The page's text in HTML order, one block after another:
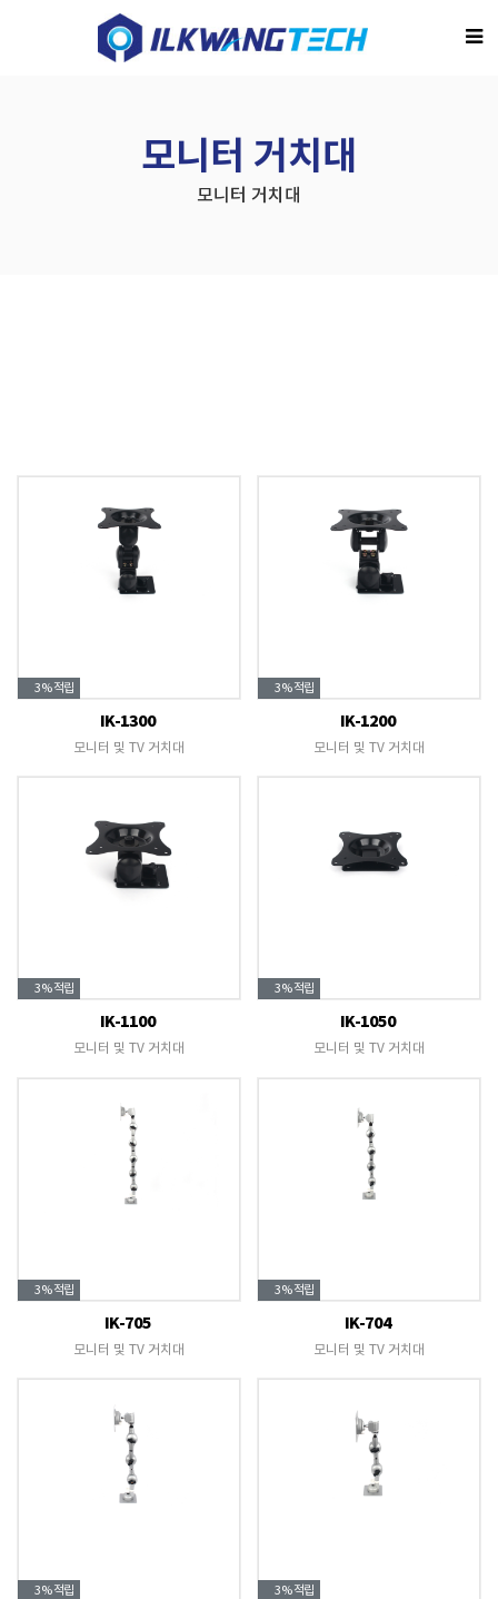
모니터 거치대
모니터 거치대
3%적립
IK-1300
모니터 및 TV 거치대
3%적립
IK-1200
모니터 및 TV 거치대
3%적립
IK-1100
모니터 및 TV 거치대
3%적립
IK-1050
모니터 및 TV 거치대
3%적립
IK-705
모니터 및 TV 거치대
3%적립
IK-704
모니터 및 TV 거치대
3%적립 3%적립